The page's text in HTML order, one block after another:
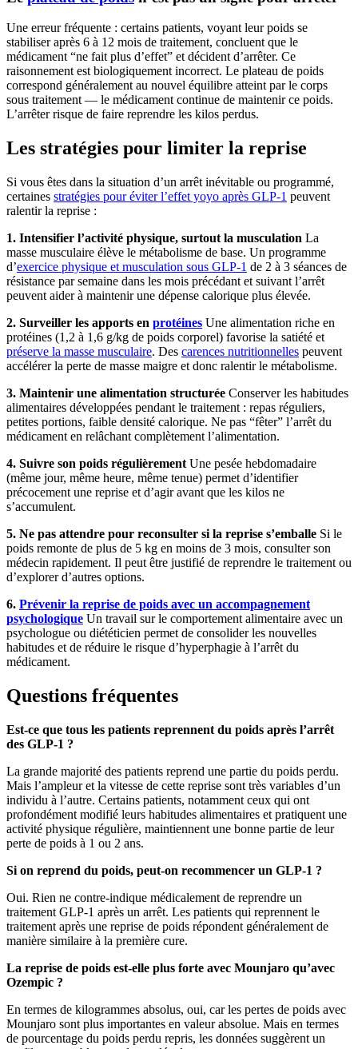
Une erreur fréquente : certains patients, voyant leur poids se
stabiliser après 6 à 12 mois de traitement, concluent que le
médicament “ne fait plus d’effet” et décident d’arrêter. Ce
raisonnement est biologiquement incorrect. Le plateau de poids
correspond généralement au nouvel équilibre atteint par le corps
sous traitement — le médicament continue de maintenir ce poids.
L’arrêter risque de faire reprendre les kilos perdus.
Les stratégies pour limiter la reprise
Si vous êtes dans la situation d’un arrêt inévitable ou programmé,
certaines stratégies pour éviter l’effet yoyo après GLP-1 peuvent
ralentir la reprise :
1. Intensifier l’activité physique, surtout la musculation La
masse musculaire élève le métabolisme de base. Un programme
d’exercice physique et musculation sous GLP-1 de 2 à 3 séances de
résistance par semaine dans les mois précédant et suivant l’arrêt
peuvent aider à maintenir une dépense calorique plus élevée.
2. Surveiller les apports en protéines Une alimentation riche en
protéines (1,2 à 1,6 g/kg de poids corporel) favorise la satiété et
préserve la masse musculaire. Des carences nutritionnelles peuvent
accélérer la perte de masse maigre et donc ralentir le métabolisme.
3. Maintenir une alimentation structurée Conserver les habitudes
alimentaires développées pendant le traitement : repas réguliers,
petites portions, faible densité calorique. Ne pas “fêter” l’arrêt du
médicament en relâchant complètement l’alimentation.
4. Suivre son poids régulièrement Une pesée hebdomadaire
(même jour, même heure, même tenue) permet d’identifier
précocement une reprise et d’agir avant que les kilos ne
s’accumulent.
5. Ne pas attendre pour reconsulter si la reprise s’emballe Si le
poids remonte de plus de 5 kg en moins de 3 mois, consulter son
médecin rapidement. Il peut être justifié de reprendre le traitement ou
d’explorer d’autres options.
6. Prévenir la reprise de poids avec un accompagnement
psychologique Un travail sur le comportement alimentaire avec un
psychologue ou diététicien permet de consolider les nouvelles
habitudes et de réduire le risque d’hyperphagie à l’arrêt du
médicament.
Questions fréquentes
Est-ce que tous les patients reprennent du poids après l’arrêt
des GLP-1 ?
La grande majorité des patients reprend une partie du poids perdu.
Mais l’ampleur et la vitesse de cette reprise sont très variables d’un
individu à l’autre. Certains patients, notamment ceux qui ont
profondément modifié leurs habitudes alimentaires et pratiquent une
activité physique régulière, maintiennent une bonne partie de leur
perte de poids à 1 ou 2 ans.
Si on reprend du poids, peut-on recommencer un GLP-1 ?
Oui. Rien ne contre-indique médicalement de reprendre un
traitement GLP-1 après un arrêt. Les patients qui reprennent le
traitement après une reprise de poids répondent généralement de
manière similaire à la première cure.
La reprise de poids est-elle plus forte avec Mounjaro qu’avec
Ozempic ?
En termes de kilogrammes absolus, oui, car les pertes de poids avec
Mounjaro sont plus importantes en valeur absolue. Mais en termes
de pourcentage du poids perdu repris, les données suggèrent un